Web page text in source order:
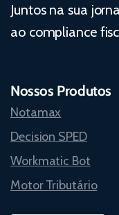
Juntos na sua
ao compliance
Nossos Produtos
Notamax
Decision SPED
Workmatic Bot
Motor Tributário